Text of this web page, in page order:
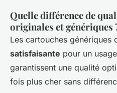
Quelle différence de
originales et génériques
Les cartouches génériques
satisfaisante pour un
garantissent une qualité
fois plus cher sans